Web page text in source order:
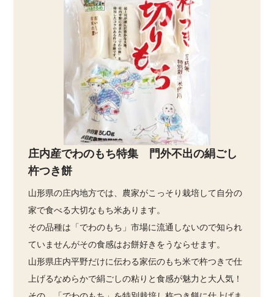
庄内産でわのもち特集 門外不出の絹ごし
杵つき餅
山形県の庄内地方では、農家がこっそり栽培して自分の
家で食べる大切なもち米あります。
その品種は「でわのもち」市場に流通しないので知られ
ていませんがその食感はお餅好きをうならせます。
山形県庄内平野だけに伝わる家伝のもち米で杵つきで仕
上げるなめらかで絹ごしの粘りと食感が魅力と大人気！